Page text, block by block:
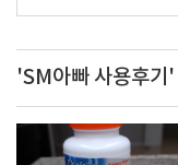
'SM아빠 사용후기'